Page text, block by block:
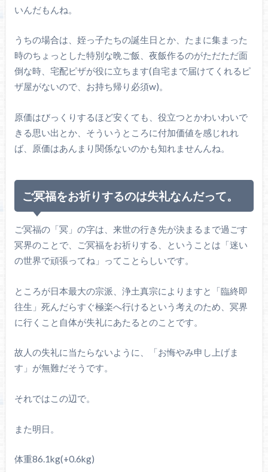
いんだもんね。
うちの場合は、姪っ子たちの誕生日とか、たまに集まった
時のちょっとした特別な晩ご飯、夜飯作るのがただただ面
倒な時、宅配ピザが役に立ちます(自宅まで届けてくれるピ
ザ屋がないので、お持ち帰り必須w)。
原価はびっくりするほど安くても、役立つとかわいわいで
きる思い出とか、そういうところに付加価値を感じれれ
ば、原価はあんまり関係ないのかも知れませんんね。
ご冥福をお祈りするのは失礼なんだって。
ご冥福の「冥」の字は、来世の行き先が決まるまで過ごす
冥界のことで、ご冥福をお祈りする、ということは「迷い
の世界で頑張ってね」ってことらしいです。
ところが日本最大の宗派、浄土真宗によりますと「臨終即
往生」死んだらすぐ極楽へ行けるという考えのため、冥界
に行くこと自体が失礼にあたるとのことです。
故人の失礼に当たらないように、「お悔やみ申し上げま
す」が無難だそうです。
それではこの辺で。
また明日。
体重86.1kg(+0.6kg)